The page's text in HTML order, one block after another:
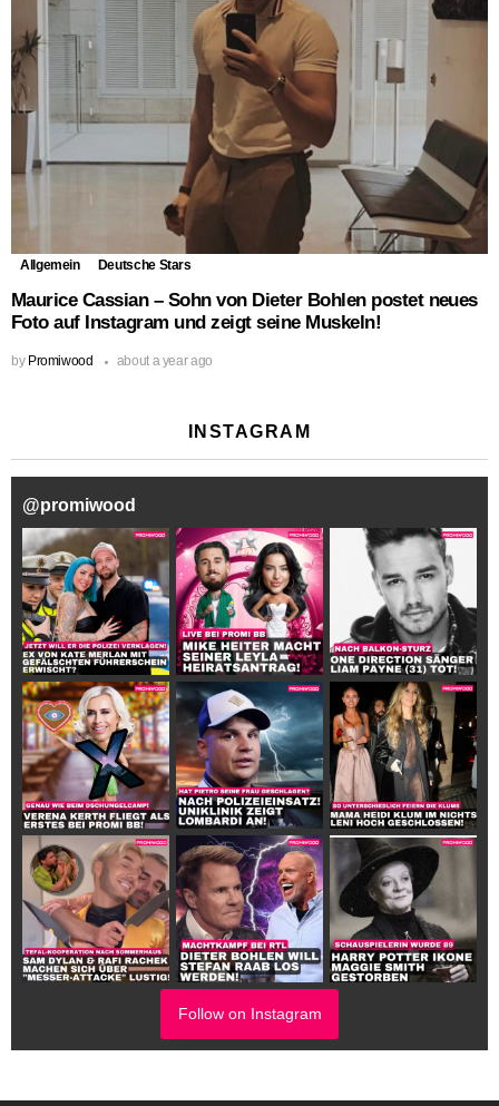
Allgemein Deutsche Stars
Maurice Cassian – Sohn von Dieter Bohlen postet neues
Foto auf Instagram und zeigt seine Muskeln!
by Promiwood about a year ago
INSTAGRAM
@promiwood
Follow on Instagram